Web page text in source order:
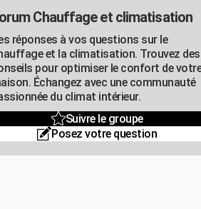
Chauffage et climatisation
réponses à vos questions sur le
et la climatisation. Trouvez des
pour optimiser le confort de
Échangez avec une communauté
du climat intérieur.
Suivre le groupe
Posez votre question